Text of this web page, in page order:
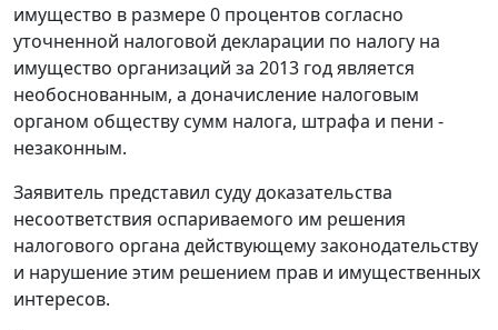
имущество в размере 0 процентов согласно
уточненной налоговой декларации по налогу на
имущество организаций за 2013 год является
необоснованным, а доначисление налоговым
органом обществу сумм налога, штрафа и пени -
незаконным.
Заявитель представил суду доказательства
несоответствия оспариваемого им решения
налогового органа действующему законодательству
и нарушение этим решением прав и имущественных
интересов.